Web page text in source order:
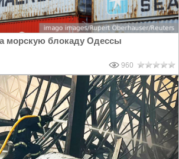
морскую блокаду Одессы
960